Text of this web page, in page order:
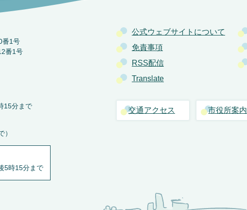
公式ウェブサイトについて
免責事項
RSS配信
Translate
交通アクセス 市役所案内
1号
番1号
15分まで
5時15分まで